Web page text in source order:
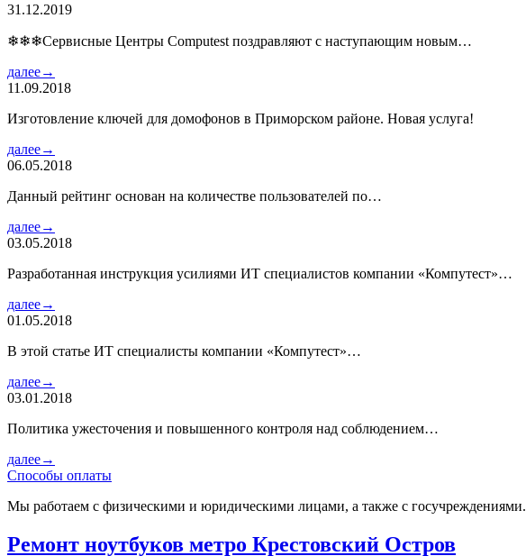
31.12.2019
❄❄❄Сервисные Центры Computest поздравляют с наступающим новым…
далее→
11.09.2018
Изготовление ключей для домофонов в Приморском районе. Новая услуга!
далее→
06.05.2018
Данный рейтинг основан на количестве пользователей по…
далее→
03.05.2018
Разработанная инструкция усилиями ИТ специалистов компании «Компутест»…
далее→
01.05.2018
В этой статье ИТ специалисты компании «Компутест»…
далее→
03.01.2018
Политика ужесточения и повышенного контроля над соблюдением…
далее→
Способы оплаты
Мы работаем с физическими и юридическими лицами, а также с госучреждениями.
Ремонт ноутбуков метро Крестовский Остров